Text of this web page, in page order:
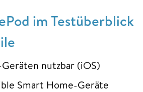
im Testüberblick
nutzbar (iOS)
Smart Home-Geräte